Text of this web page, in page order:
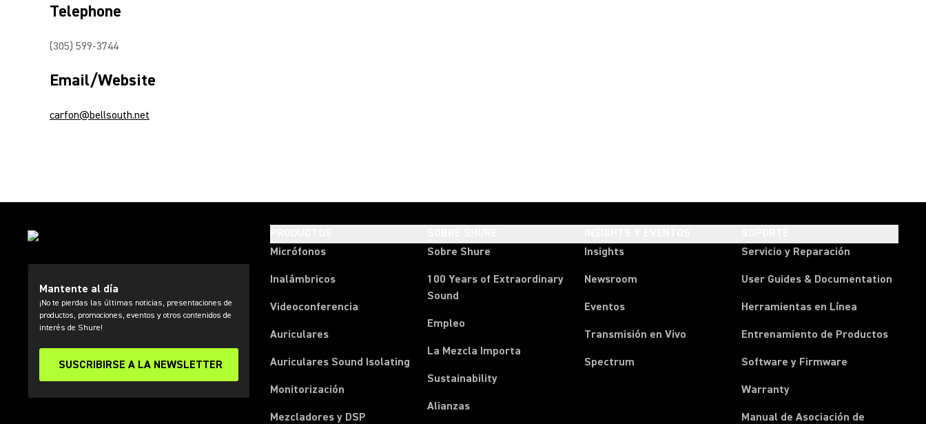
Telephone
(305) 599-3744
Email/Website
carfon@bellsouth.net
Mantente al día
¡No te pierdas las últimas noticias, presentaciones de
productos, promociones, eventos y otros contenidos de
interés de Shure!
SUSCRIBIRSE A LA NEWSLETTER
Micrófonos
Inalámbricos
Videoconferencia
Auriculares
Auriculares Sound Isolating
Monitorización
Mezcladores y DSP
Sobre Shure
100 Years of Extraordinary
Sound
Empleo
La Mezcla Importa
Sustainability
Alianzas
Insights
Newsroom
Eventos
Transmisión en Vivo
Spectrum
Servicio y Reparación
User Guides & Documentation
Herramientas en Línea
Entrenamiento de Productos
Software y Firmware
Warranty
Manual de Asociación de